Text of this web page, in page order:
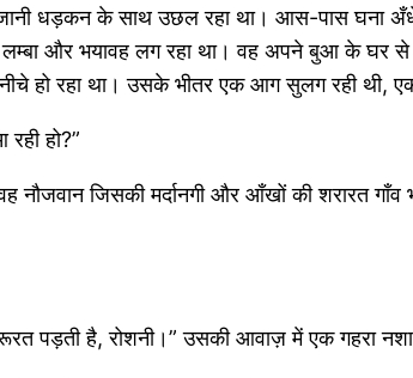
धड़कन के साथ उछल रहा था। आस-पास घना
और भयावह लग रहा था। वह अपने बुआ के घर
रहा था। उसके भीतर एक आग सुलग रही थी, एक
हो?”
जिसकी मर्दानगी और आँखों की शरारत
पड़ती है, रोशनी।” उसकी आवाज़ में एक गहरा